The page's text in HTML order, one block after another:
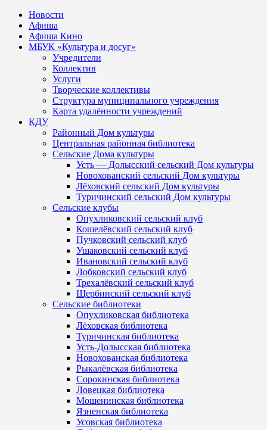
Новости
Афиша
Афиша Кино
МБУК «Культура и досуг»
Учредители
Коллектив
Услуги
Творческие коллективы
Структура муниципального учреждения
Карта удалённости учреждений
КДУ
Районный Дом культуры
Центральная районная библиотека
Сельские Дома культуры
Усть — Долысский сельский Дом культуры
Новохованский сельский Дом культуры
Лёховский сельский Дом культуры
Туричинский сельский Дом культуры
Сельские клубы
Опухликовский сельский клуб
Кошелёвский сельский клуб
Пучковский сельский клуб
Ушаковский сельский клуб
Ивановский сельский клуб
Лобковский сельский клуб
Трехалёвский сельский клуб
Щербинский сельский клуб
Сельские библиотеки
Опухликовская библиотека
Лёховская библиотека
Туричинская библиотека
Усть-Долысская библиотека
Новохованская библиотека
Рыкалёвская библиотека
Сорокинская библиотека
Ловецкая библиотека
Мошенинская библиотека
Язненская библиотека
Усовская библиотека